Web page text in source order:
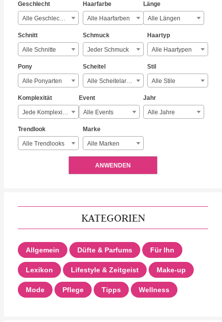
Geschlecht
Alle Geschlechter
Haarfarbe
Alle Haarfarben
Länge
Alle Längen
Schnitt
Alle Schnitte
Schmuck
Jeder Schmuck
Haartyp
Alle Haartypen
Pony
Alle Ponyarten
Scheitel
Alle Scheitelarten
Stil
Alle Stile
Komplexität
Jede Komplexität
Event
Alle Events
Jahr
Alle Jahre
Trendlook
Alle Trendlooks
Marke
Alle Marken
ANWENDEN
KATEGORIEN
Allgemein Düfte & Parfums Für Ihn
Lexikon Lifestyle & Zeitgeist Make-up
Mode Pflege Tipps Wellness